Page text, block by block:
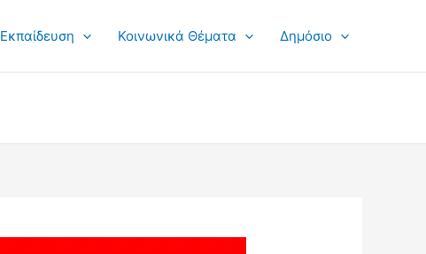
Εκπαίδευση Κοινωνικά Θέματα Δημόσιο